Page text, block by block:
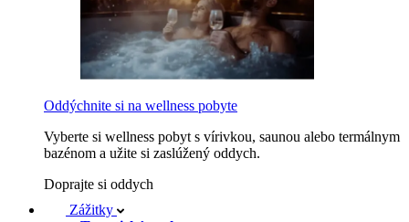
Oddýchnite si na wellness pobyte
Vyberte si wellness pobyt s vírivkou, saunou alebo termálnym
bazénom a užite si zaslúžený oddych.
Doprajte si oddych
Zážitky